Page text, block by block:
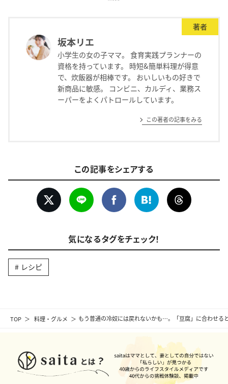
TOP 料理・グルメ もう普通の冷奴には戻れないかも…。「豆腐」に合わせる
著者
坂本リエ
小学生の女の子ママ。 食育実践プランナーの
資格を持っています。 時短&簡単料理が得意
で、炊飯器が相棒です。 おいしいもの好きで
新商品に敏感。 コンビニ、カルディ、業務ス
ーパーをよくパトロールしています。
この著者の記事をみる
この記事をシェアする
気になるタグをチェック！
レシピ